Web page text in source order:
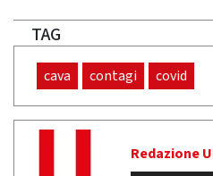
TAG
cava contagi covid
Redazione